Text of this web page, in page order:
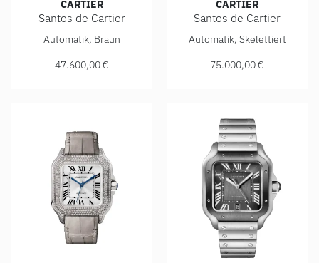
CARTIER
Santos de Cartier
Cartier Santos de Cartier, Ref: WGSA0095, Preis:
Automatik, Braun
47.600,00 €
CARTIER
Santos de Cartier
Cartier Santos de Cartier,
Automatik, Skelettiert
75.000,00 €